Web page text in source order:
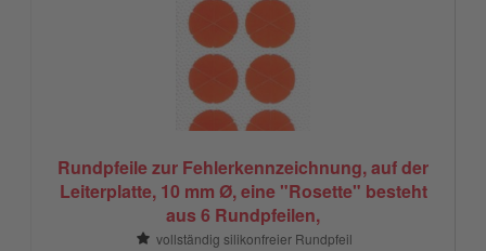
Rundpfeile zur Fehlerkennzeichnung, auf der
Leiterplatte, 10 mm Ø, eine "Rosette" besteht
aus 6 Rundpfeilen,
vollständig silikonfreier Rundpfeil